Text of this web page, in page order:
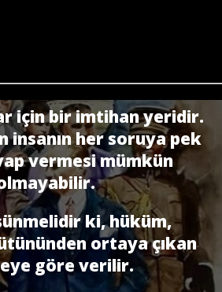
için bir imtihan yeridir.
insanın her soruya pek
vermesi mümkün
ki, hüküm,
ortaya çıkan
göre verilir.